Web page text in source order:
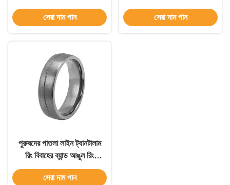
সেরা দাম পান
বিবাহের ব্যান্ড গয়না
সেরা দাম পান
পুরুষদের পাতলা লাইন ট্যানটালাম
রিং বিবাহের ব্যান্ড আঙুল রিং
টাইটানিয়াম ইস্পাত কালো রিং
সেরা দাম পান